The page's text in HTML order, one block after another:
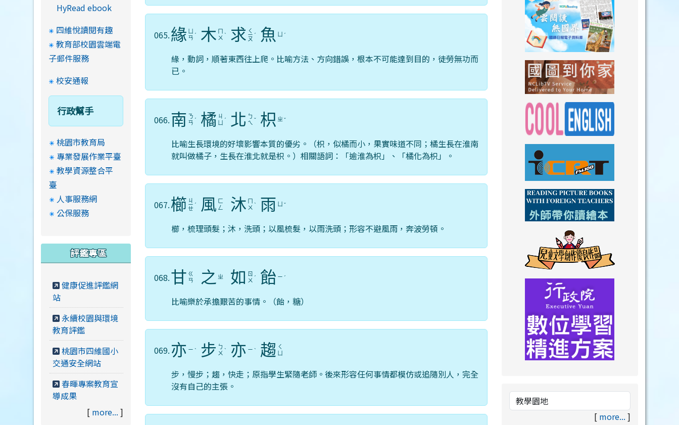
065.緣 ㄢ ˊ 木 ㄇ
ㄨ ˋ 求 ㄑ
ㄧ
ㄡ
ˊ 魚 ˊ
緣，動詞，順著東西往上爬。比喻方法、方向錯誤，根本不可能達到目的，徒勞無功而
已。
066. 南 ㄋ
ㄢ ˊ 橘 ㄐ
ˊ 北 ㄅ
ㄟ ˇ 枳 ㄓ ˇ
比喻生長環境的好壞影響本質的優劣。（枳，似橘而小，果實味道不同；橘生長在淮南
就叫做橘子，生長在淮北就是枳。）相關語詞：「逾淮為枳」、「橘化為枳」。
067.櫛 ㄐ
ㄧ
ㄝ
ˊ 風 ㄈ
ㄥ
沐 ㄇ
ㄨ ˋ 雨 ˇ
櫛，梳理頭髮；沐，洗頭；以風梳髮，以雨洗頭；形容不避風雨，奔波勞頓。
068.甘 ㄍ
ㄢ
之 ㄓ 如 ㄖ
ㄨ ˊ 飴 ㄧ ˊ
比喻樂於承擔艱苦的事情。（飴，糖）
069. 亦 ㄧ ˋ 步 ㄅ
ㄨ ˋ 亦 ㄧ ˋ 趨 ㄑ
步，慢步；趨，快走；原指學生緊隨老師。後來形容任何事情都模仿或追隨別人，完全
沒有自己的主張。
HyRead ebook
四維悅讀閱有趣
教育部校園雲端電
子郵件服務
校安通報
行政幫手
桃園市教育局
專業發展作業平臺
教學資源整合平
臺
人事服務網
公保服務
評鑑專區
健康促進評鑑網
站
永續校園與環境
教育評鑑
桃園市四維國小
交通安全網站
春暉專案教育宣
導成果
[ more... ]
link to https://
link to https://
link to http://www.icrt.com.tw/
link to https://www.youtube.com/
[ more... ]